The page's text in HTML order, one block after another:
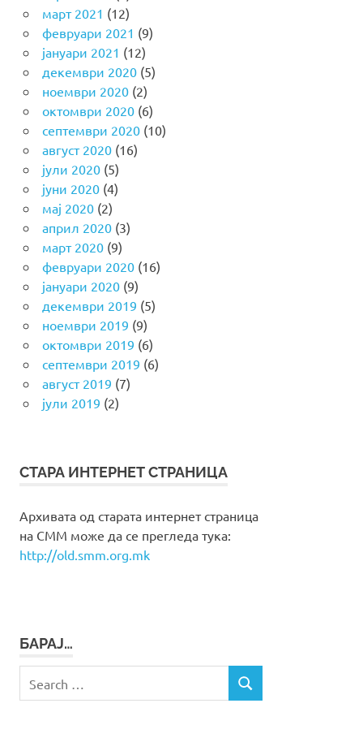
март 2021 (12)
февруари 2021 (9)
јануари 2021 (12)
декември 2020(5)
ноември 2020(2)
октомври 2020(6)
септември 2020(10)
август 2020(16)
јули 2020(5)
јуни 2020(4)
мај 2020(2)
април 2020(3)
март 2020(9)
февруари 2020(16)
јануари 2020(9)
декември 2019 (5)
ноември 2019 (9)
октомври 2019 (6)
септември 2019 (6)
август 2019 (7)
јули 2019 (2)
СТАРА ИНТЕРНЕТ СТРАНИЦА
Архивата од старата интернет страница
на СММ може да се прегледа тука:
http://old.smm.org.mk
БАРАЈ…
for:
SEARCH